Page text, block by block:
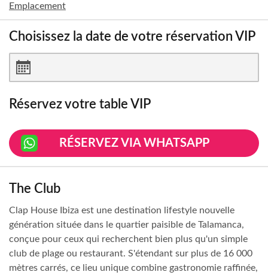
Emplacement
Choisissez la date de votre réservation VIP
Réservez votre table VIP
RÉSERVEZ VIA WHATSAPP
The Club
Clap House Ibiza est une destination lifestyle nouvelle
génération située dans le quartier paisible de Talamanca,
conçue pour ceux qui recherchent bien plus qu'un simple
club de plage ou restaurant. S'étendant sur plus de 16 000
mètres carrés, ce lieu unique combine gastronomie raffinée,